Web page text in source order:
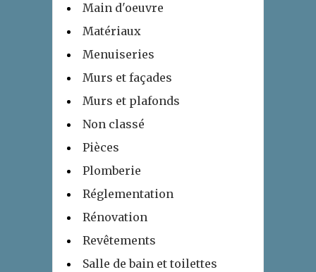
Main d'oeuvre
Matériaux
Menuiseries
Murs et façades
Murs et plafonds
Non classé
Pièces
Plomberie
Réglementation
Rénovation
Revêtements
Salle de bain et toilettes